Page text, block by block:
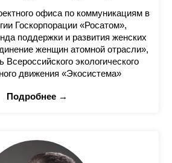
офиса по коммуникациям в
Госкорпорации «Росатом»,
поддержки и развития женских
женщин атомной отрасли»,
Всероссийского экологического
движения «Экосистема»
Подробнее →